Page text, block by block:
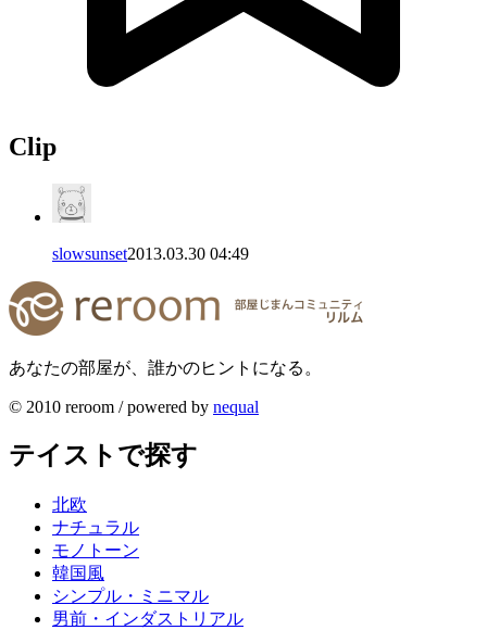
Clip
slowsunset2013.03.30 04:49
あなたの部屋が、誰かのヒントになる。
© 2010 reroom / powered by nequal
テイストで探す
北欧
ナチュラル
モノトーン
韓国風
シンプル・ミニマル
男前・インダストリアル